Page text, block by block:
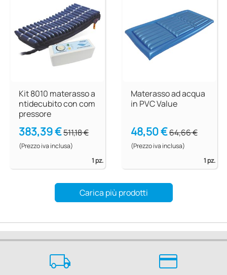
Kit 8010 materasso a
ntidecubito con com
pressore
383,39 €511,18 €
(Prezzo iva inclusa)
1 pz.
Materasso ad acqua
in PVC Value
48,50 €64,66 €
(Prezzo iva inclusa)
1 pz.
Carica più prodotti
local_shipping credit_card